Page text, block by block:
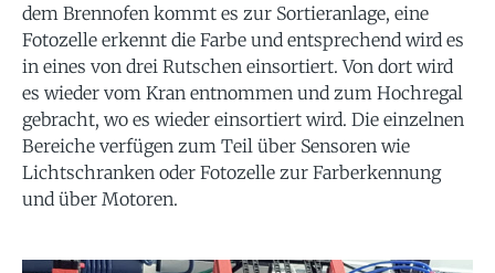
dem Brennofen kommt es zur Sortieranlage, eine
Fotozelle erkennt die Farbe und entsprechend wird es
in eines von drei Rutschen einsortiert. Von dort wird
es wieder vom Kran entnommen und zum Hochregal
gebracht, wo es wieder einsortiert wird. Die einzelnen
Bereiche verfügen zum Teil über Sensoren wie
Lichtschranken oder Fotozelle zur Farberkennung
und über Motoren.